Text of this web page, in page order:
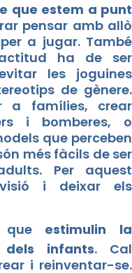
que estem a punt
pensar amb allò
a jugar. També
ha de ser
les joguines
de gènere.
a famílies, crear
i bomberes, o
que perceben
més fàcils de ser
Per aquest
i deixar els
estimulin la
dels infants. Cal
i reinventar-se.